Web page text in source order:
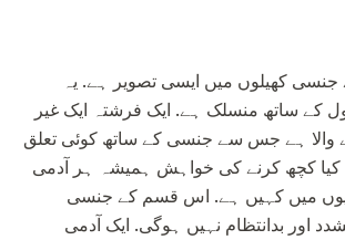
جنسی کھیلوں میں ایسی تصویر ہے. یہ
کے ساتھ منسلک ہے. ایک فرشتہ ایک غیر
والا ہے جس سے جنسی کے ساتھ کوئی تعلق
کیا کچھ کرنے کی خواہش ہمیشہ ہر آدمی
میں کہیں ہے. اس قسم کے جنسی
اور بدانتظام نہیں ہوگی. ایک آدمی